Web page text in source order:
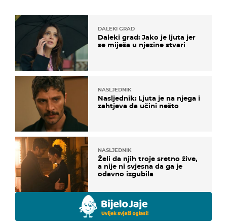
DALEKI GRAD
Daleki grad: Jako je ljuta jer
se miješa u njezine stvari
NASLJEDNIK
Nasljednik: Ljuta je na njega i
zahtjeva da učini nešto
NASLJEDNIK
Želi da njih troje sretno žive,
a nije ni svjesna da ga je
odavno izgubila